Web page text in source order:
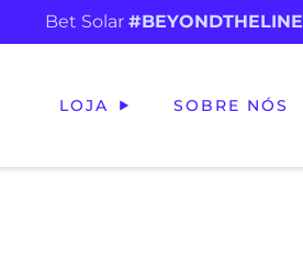
Bet Solar#BEYONDTHELINE
LOJA SOBRE NÓS